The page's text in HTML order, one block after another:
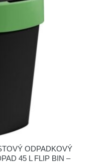
ODPADKOVÝ
45 L FLIP BIN –